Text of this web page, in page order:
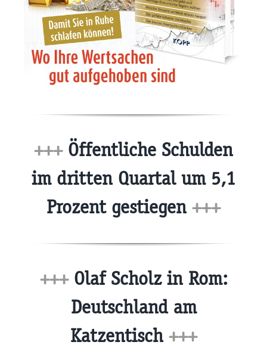
+++Öffentliche Schulden
im dritten Quartal um 5,1
Prozent gestiegen +++
+++Olaf Scholz in Rom:
Deutschland am
Katzentisch +++